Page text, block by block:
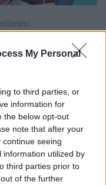
My Personal
to third parties, or
information for
the below opt-out
note that after your
seeing
information utilized by
third parties prior to
of the further